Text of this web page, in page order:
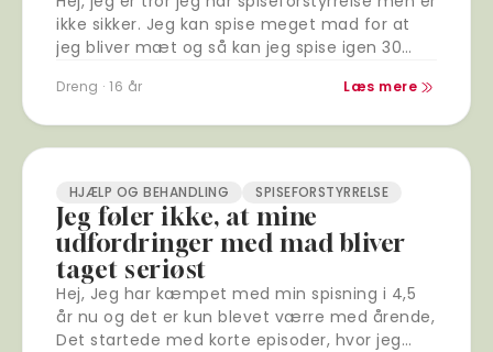
ikke sikker. Jeg kan spise meget mad for at
jeg bliver mæt og så kan jeg spise igen 30…
Dreng · 16 år Læs mere
HJÆLP OG BEHANDLING SPISEFORSTYRRELSE
Jeg føler ikke, at mine
udfordringer med mad bliver
taget seriøst
Hej, Jeg har kæmpet med min spisning i 4,5
år nu og det er kun blevet værre med årende,
Det startede med korte episoder, hvor jeg